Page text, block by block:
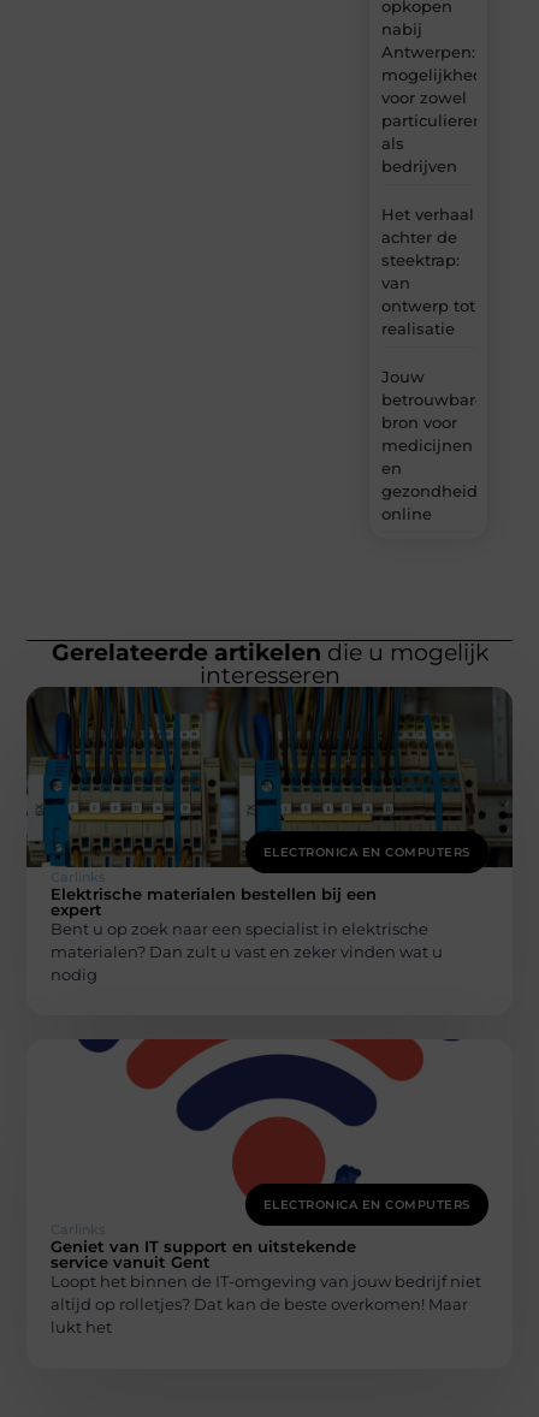
opkopen
nabij
Antwerpen:
mogelijkheden
voor zowel
particulieren
als
bedrijven
Het verhaal
achter de
steektrap:
van
ontwerp tot
realisatie
Jouw
betrouwbare
bron voor
medicijnen
en
online
Gerelateerde artikelen die u mogelijk
interesseren
ELECTRONICA EN COMPUTERS
Carlinks
Elektrische materialen bestellen bij een
expert
Bent u op zoek naar een specialist in elektrische
materialen? Dan zult u vast en zeker vinden wat u
nodig
ELECTRONICA EN COMPUTERS
Carlinks
Geniet van IT support en uitstekende
service vanuit Gent
Loopt het binnen de IT-omgeving van jouw bedrijf niet
altijd op rolletjes? Dat kan de beste overkomen! Maar
lukt het